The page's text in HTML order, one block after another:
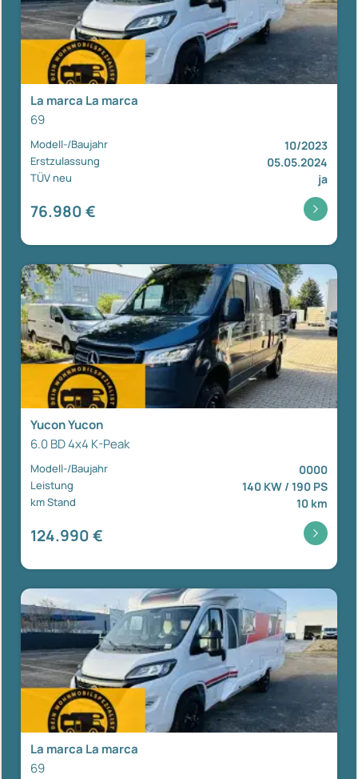
La marca La marca
69
Modell-/Baujahr 10/2023
Erstzulassung 05.05.2024
TÜV neu ja
76.980 €
Yucon Yucon
6.0 BD 4x4 K-Peak
Modell-/Baujahr 0000
Leistung 140 KW / 190 PS
km Stand 10 km
124.990 €
La marca La marca
69